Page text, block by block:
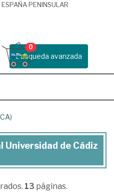
ESPAÑA PENINSULAR
Busqueda avanzada
0
Universidad de Cádiz
13 páginas.